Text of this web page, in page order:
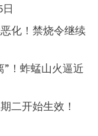
化！禁烧令继续
”！蚱蜢山火逼近
二开始生效！